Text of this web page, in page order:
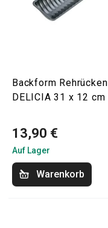
Backform Rehrücken
DELICIA 31 x 12 cm
13,90 €
Auf Lager
Warenkorb